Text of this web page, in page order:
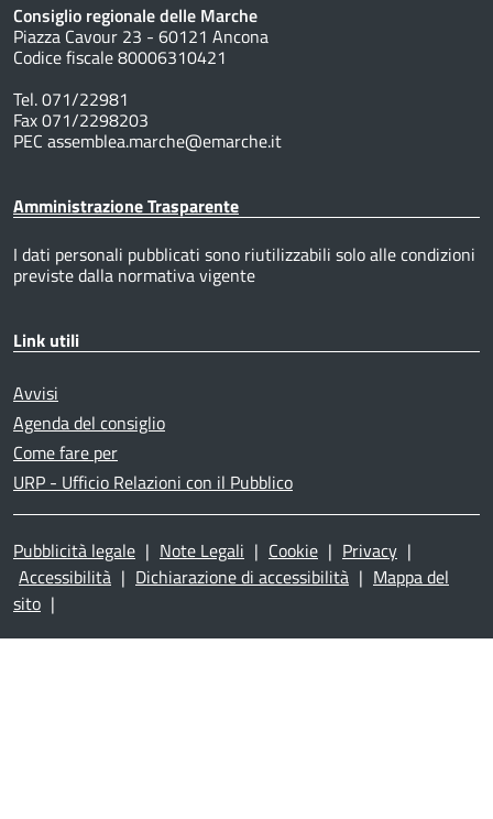
Consiglio regionale delle Marche
Piazza Cavour 23 - 60121 Ancona
Codice fiscale 80006310421
Tel. 071/22981
Fax 071/2298203
PEC assemblea.marche@emarche.it
Amministrazione Trasparente
I dati personali pubblicati sono riutilizzabili solo alle condizioni
previste dalla normativa vigente
Link utili
Avvisi
Agenda del consiglio
Come fare per
URP - Ufficio Relazioni con il Pubblico
Pubblicità legale | Note Legali | Cookie | Privacy |
Accessibilità | Dichiarazione di accessibilità | Mappa del
sito |